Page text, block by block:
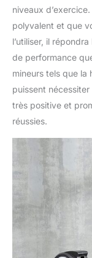
niveaux
polyvalent et que
l’utiliser, il
de performance
mineurs tels que la
puissent
très positive et
réussies.